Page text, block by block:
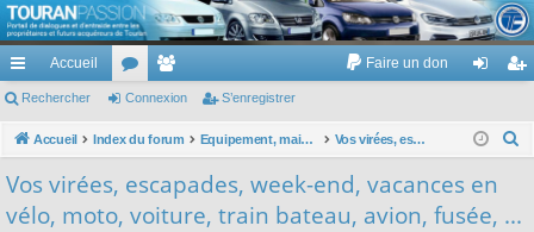
TouranPassion
Le forum des propriétaires ou futurs acquéreurs du Volkswagen Touran
cc
ès
Accueil
or
u
e
m
es
Faire un don
ne
on
nr
Rechercher Connexion S’enregistrer
Accueil Index du forum Equipement, maison, famille, passion, hobby, détente, ... Vos virées, escapades, week-end, vacances en vélo, moto, voiture, train bateau, avion, fusée, ...
Vos virées, escapades, week-end, vacances en
vélo, moto, voiture, train bateau, avion, fusée, ...